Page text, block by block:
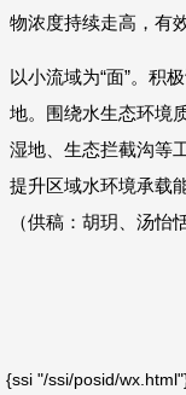
物浓度持续走高，有
以小流域为“面”。积
地。围绕水生态环境
湿地、生态拦截沟等
提升区域水环境承载
（供稿：胡玥、汤怡恬
{ssi "/ssi/posid/